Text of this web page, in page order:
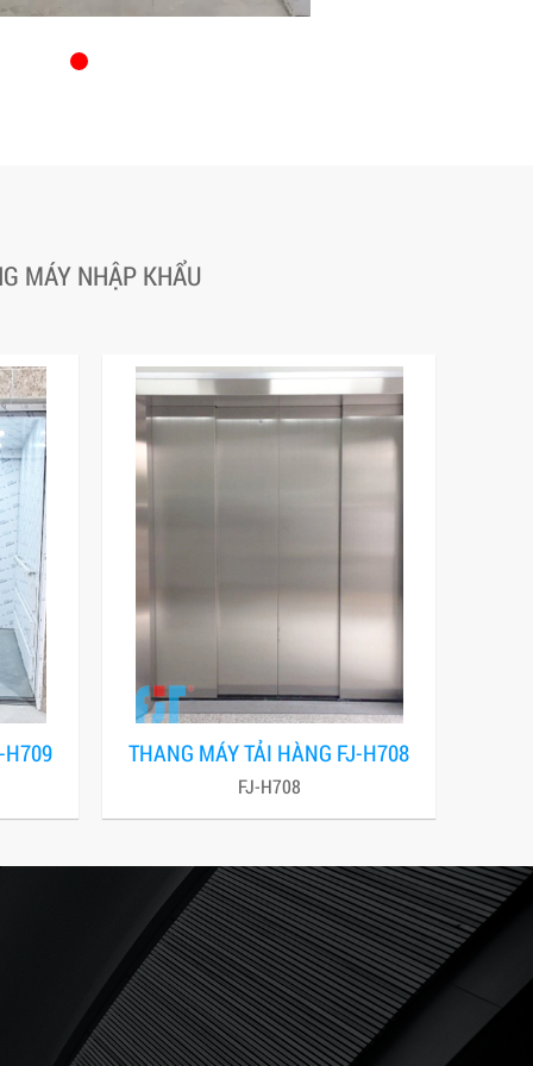
MÁY NHẬP KHẨU
H709 THANG MÁY TẢI HÀNG FJ-H708
FJ-H708